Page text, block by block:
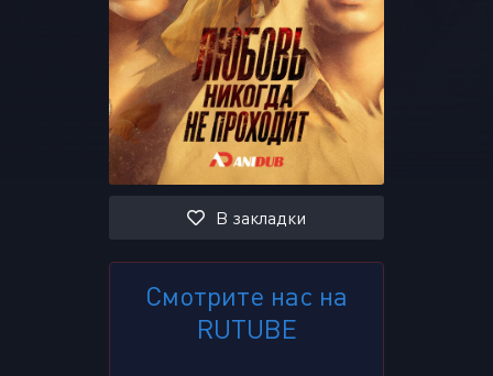
ВОЙТИ НА САЙТ
Регистрация Восстановить пароль
Или войти через
В закладки
Смотрите нас на
RUTUBE